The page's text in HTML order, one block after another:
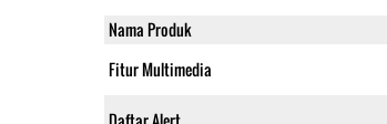
Nama Produk
Fitur Multimedia